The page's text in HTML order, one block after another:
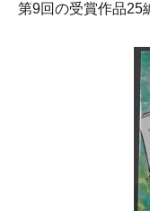
第9回の受賞作品25